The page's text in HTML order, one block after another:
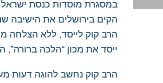
הקים בירושלים את הישיבה
הרב קוק לייסד, ללא הצלחה
ייסד את מכון “הלכה
הרב קוק נחשב להוגה דעות